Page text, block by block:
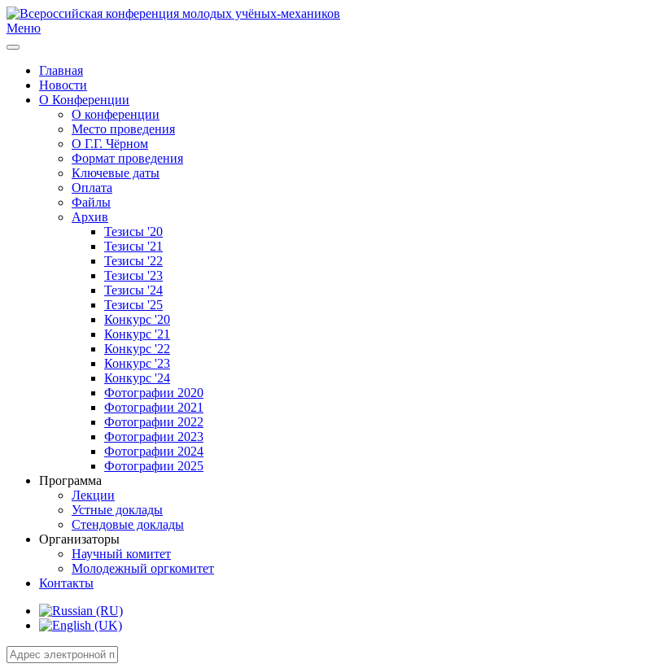
Меню
Главная
Новости
О Конференции
О конференции
Место проведения
О Г.Г. Чёрном
Формат проведения
Ключевые даты
Оплата
Файлы
Архив
Тезисы '20
Тезисы '21
Тезисы '22
Тезисы '23
Тезисы '24
Тезисы '25
Конкурс '20
Конкурс '21
Конкурс '22
Конкурс '23
Конкурс '24
Фотографии 2020
Фотографии 2021
Фотографии 2022
Фотографии 2023
Фотографии 2024
Фотографии 2025
Программа
Лекции
Устные доклады
Стендовые доклады
Организаторы
Научный комитет
Молодежный оргкомитет
Контакты